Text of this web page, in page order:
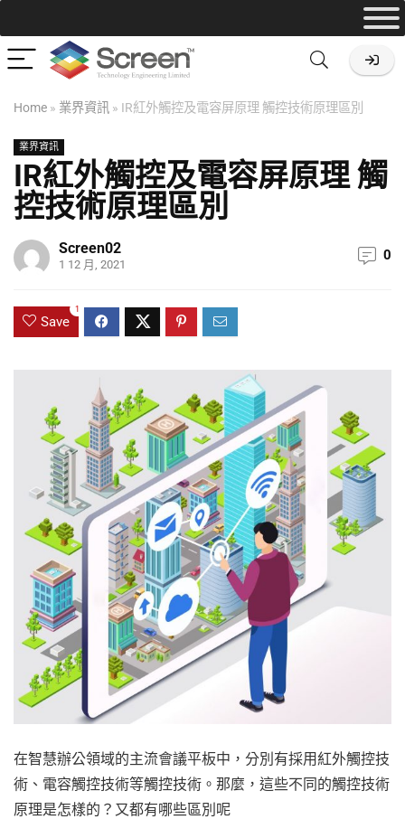
Home » 業界資訊 » IR紅外觸控及電容屏原理 觸控技術原理區別
業界資訊
IR紅外觸控及電容屏原理 觸
控技術原理區別
Screen02
1 12 月, 2021
0
Save
1
在智慧辦公領域的主流會議平板中，分別有採用紅外觸控技
術、電容觸控技術等觸控技術。那麼，這些不同的觸控技術
原理是怎樣的？又都有哪些區別呢